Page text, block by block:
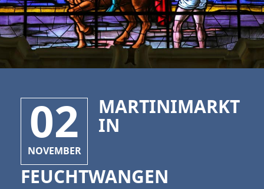
02
NOVEMBER
MARTINIMARKT
IN
FEUCHTWANGEN